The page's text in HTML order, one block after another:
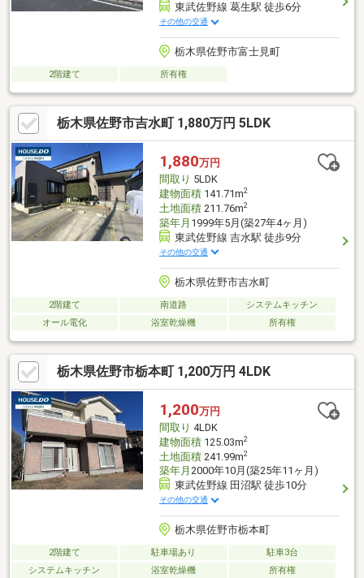
東武佐野線 葛生駅 徒歩6分
その他の交通
栃木県佐野市富士見町
2階建て 所有権
栃木県佐野市吉水町 1,880万円 5LDK
1,880万円
間取り 5LDK
建物面積141.71m2
土地面積211.76m2
築年月 1999年5月(築27年4ヶ月)
東武佐野線 吉水駅 徒歩9分
その他の交通
栃木県佐野市吉水町
2階建て 南道路
システムキッチン
オール電化
浴室乾燥機 所有権
栃木県佐野市栃本町 1,200万円 4LDK
1,200万円
間取り 4LDK
建物面積125.03m2
土地面積241.99m2
築年月 2000年10月(築25年11ヶ月)
東武佐野線 田沼駅 徒歩10分
その他の交通
栃木県佐野市栃本町
2階建て 駐車場あり
駐車3台
システムキッチン
浴室乾燥機 所有権